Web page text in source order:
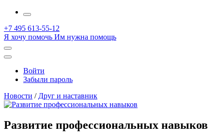
More
+7 495 613-55-12
Я хочу помочь Им нужна помощь
Открыть
поиск
Профиль
Войти
Забыли пароль
Новости / Друг и наставник
Развитие профессиональных навыков